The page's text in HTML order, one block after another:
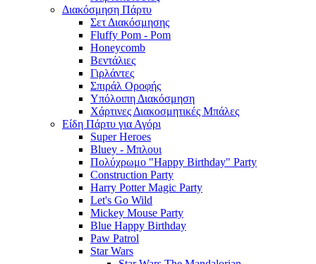
Διακόσμηση Πάρτυ
Σετ Διακόσμησης
Fluffy Pom - Pom
Honeycomb
Βεντάλιες
Γιρλάντες
Σπιράλ Οροφής
Υπόλοιπη Διακόσμηση
Χάρτινες Διακοσμητικές Μπάλες
Είδη Πάρτυ για Αγόρι
Super Heroes
Bluey - Μπλουι
Πολύχρωμο "Happy Birthday" Party
Construction Party
Harry Potter Magic Party
Let's Go Wild
Mickey Mouse Party
Blue Happy Birthday
Paw Patrol
Star Wars